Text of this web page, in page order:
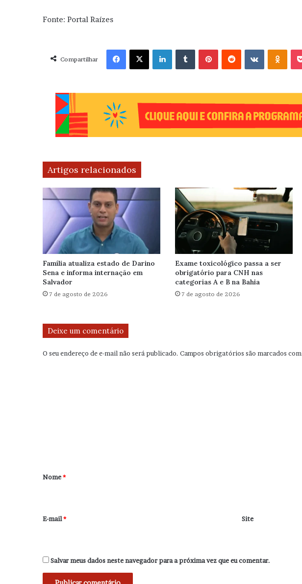
Fonte: Portal Raízes
Compartilhar
Facebook X Linkedin VK OK
Artigos relacionados
Família atualiza estado de Darino
Sena e informa internação em
Salvador
7 de agosto de 2026
Exame toxicológico passa a ser
obrigatório para CNH nas
categorias A e B na Bahia
7 de agosto de 2026
Deixe um comentário
O seu endereço de e-mail não será publicado. Campos obrigatórios são marcados com
r
*
Nome*
E-mail* Site
Salvar meus dados neste navegador para a próxima vez que eu comentar.